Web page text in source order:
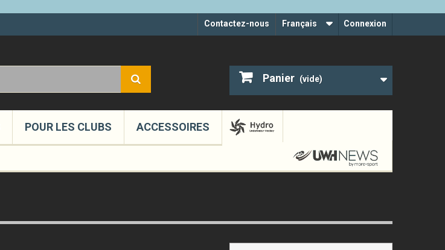
Connexion
Français
Contactez-nous
Panier (vide)
POUR LES CLUBS ACCESSOIRES